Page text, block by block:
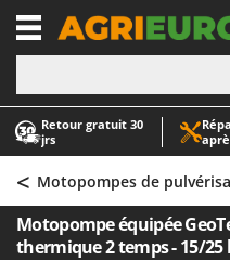
Retour gratuit 30
jrs
-1
A
Abris de jardin
Accessoires pour
Aérateurs
Arracheuses de
A
AgriEuro Premium
AgriEuro TOP-LINE
AGT
< Motopompes de
Motopompe équipée
thermique 2 temps - 15/25